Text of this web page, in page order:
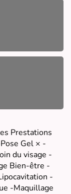
Prestations
Gel × -
du visage -
Bien-être -
-
-Maquillage